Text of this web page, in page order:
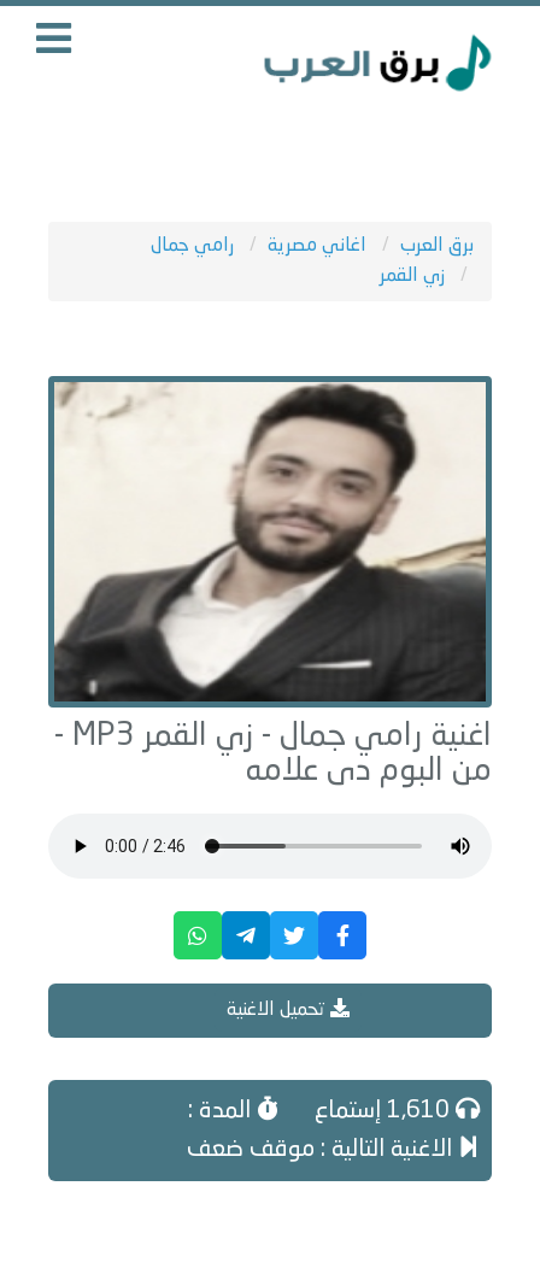
برق العرب اغاني مصرية
رامي جمال
زي القمر
اغنية رامي جمال - زي القمر
MP3 -
من البوم دى علامه
تحميل الاغنية
المدة :
الاغنية التالية : موقف ضعف